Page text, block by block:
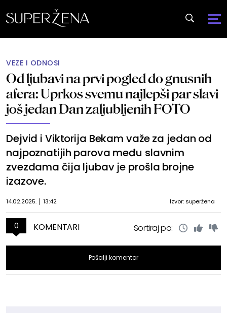
VEZE I ODNOSI
Od ljubavi na prvi pogled do gnusnih
afera: Uprkos svemu najlepši par slavi
još jedan Dan zaljubljenih FOTO
Dejvid i Viktorija Bekam važe za jedan od
najpoznatijih parova među slavnim
zvezdama čija ljubav je prošla brojne
izazove.
14.02.2025. 13:42 Izvor: superžena
0 KOMENTARI Sortiraj po:
Pošalji komentar